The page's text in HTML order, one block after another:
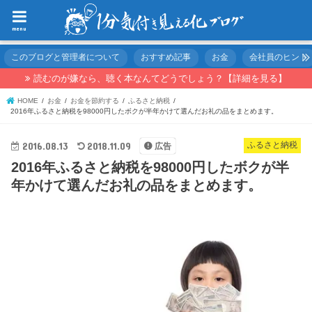
menu
このブログと管理者について おすすめ記事 お金 会社員のヒント
読むのが嫌なら、聴く本なんてどうでしょう？【詳細を見る】
HOME お金 お金を節約する
ふるさと納税
2016年ふるさと納税を98000円したボクが半年かけて選んだお礼の品をまとめます。
ふるさと納税
2016.08.13 2018.11.09 広告
2016年ふるさと納税を98000円したボクが半
年かけて選んだお礼の品をまとめます。